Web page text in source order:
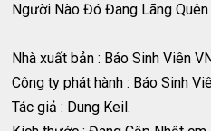
Người Nào Đó Đang Lãng Quên
Nhà xuất bản : Báo Sinh Viên
Công ty phát hành : Báo Sinh
Tác giả : Dung Keil.